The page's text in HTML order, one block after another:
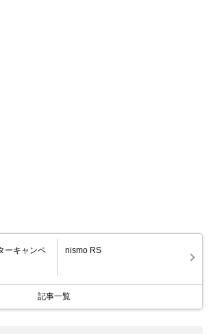
ーキャンペ
nismo RS
記事一覧